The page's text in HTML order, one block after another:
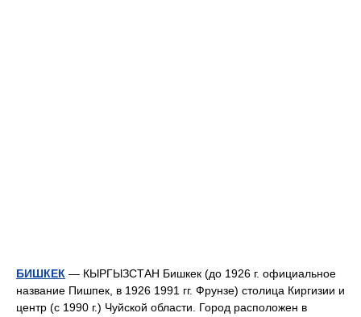
БИШКЕК — КЫРГЫЗСТАН Бишкек (до 1926 г. официальное
название Пишпек, в 1926 1991 гг. Фрунзе) столица Киргизии и
центр (с 1990 г.) Чуйской области. Город расположен в